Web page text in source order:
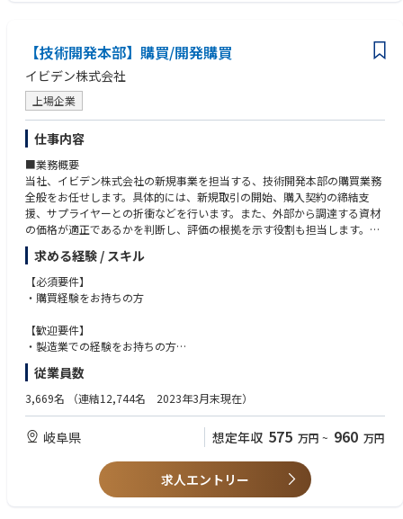
・輸出入通関書類の保管管理
・国内配送のKPI定義・モニタリングと、定期的な是正・改善指導
4.国内の製品在庫・固定資産の保管管理
・国内在庫(オペレーションセンター在庫・営業所在庫・長期貸出在庫)の
定期棚卸
・棚卸差異要因分析と改善
・ビジネスレベルの英語力(Emailのやり取り、ビジネス書類の読解等)
【求める人物像】
・論理的で理想を追求しつつ、現実に対して柔軟性がある方
・全体感を意識しつつ、細部にもこだわり緻密で正確な業務処理能力があ
る方
・積極的に他者から学ぶ意欲のある方
・意欲的で新しいチャレンジを厭わない方
・チームワークを重んじ、他者を尊敬して協調性のある方
【技術開発本部】購買/開発購買
イビデン株式会社
上場企業
仕事内容
■業務概要
当社、イビデン株式会社の新規事業を担当する、技術開発本部の購買業務
全般をお任せします。具体的には、新規取引の開始、購入契約の締結支
援、サプライヤーとの折衝などを行います。また、外部から調達する資材
の価格が適正であるかを判断し、評価の根拠を示す役割も担当します。
■職務詳細
・新規取引の開始と購入契約の締結支援
・サプライヤーとの折衝業務
・仕入先選定と新規認定に必要な実務統括
・サプライチェーンマネージメントにおけるトータルコスト低減提案
■組織体制
当社の企画Gの中に購買は新たに組織され、現在5名のメンバーで構成され
ています。直近で中途入社のメンバーも2名おり、様々なバックグラウン
ドを持つメンバーと共に、購買業務を担当します。
当社は、半導体パッケージ基板・DPFの世界トップクラスのシェアを誇る
企業で、安定した経営基盤を持っています。また、年売上の5%以上を継
求める経験 / スキル
【必須要件】
・購買経験をお持ちの方
【歓迎要件】
・製造業での経験をお持ちの方
・品質(IATFやISO)の知識ご経験がある方
・JSOX監査対応の知識ご経験がある方
・サプライヤー開拓などの経験があり、フットワーク軽く、泥臭い業務に
従業員数
3,669名 （連結12,744名 2023年3月末現在）
岐阜県 想定年収 575 万円 ~ 960 万円
求人エントリー